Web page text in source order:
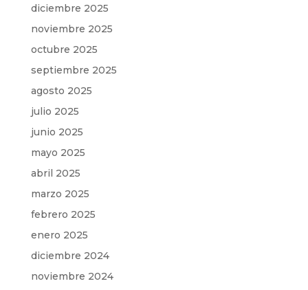
diciembre 2025
noviembre 2025
octubre 2025
septiembre 2025
agosto 2025
julio 2025
junio 2025
mayo 2025
abril 2025
marzo 2025
febrero 2025
enero 2025
diciembre 2024
noviembre 2024